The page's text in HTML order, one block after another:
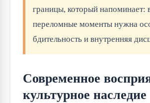
границы, который напоминает:
переломные моменты нужна
бдительность и внутренняя
Современное
культурное наследие